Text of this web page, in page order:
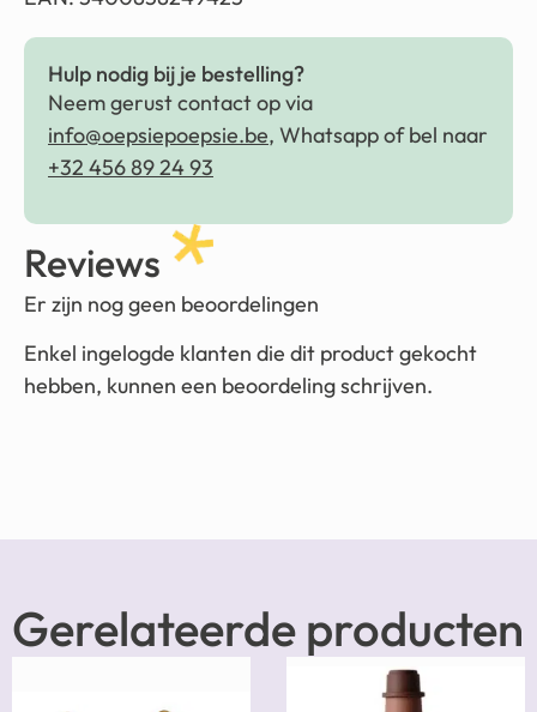
Hulp nodig bij je bestelling?
Neem gerust contact op via
info@oepsiepoepsie.be, Whatsapp of bel naar
+32 456 89 24 93
Reviews
Er zijn nog geen beoordelingen
Enkel ingelogde klanten die dit product gekocht
hebben, kunnen een beoordeling schrijven.
Gerelateerde producten